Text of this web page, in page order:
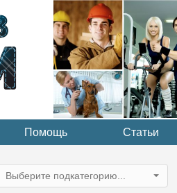
Помощь Статьи
категорию...
Выберите подкатегорию...